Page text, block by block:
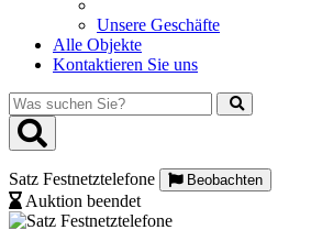
Unsere Geschäfte
Alle Objekte
Kontaktieren Sie uns
Was
suchen
Sie?
Satz Festnetztelefone Beobachten
Auktion beendet